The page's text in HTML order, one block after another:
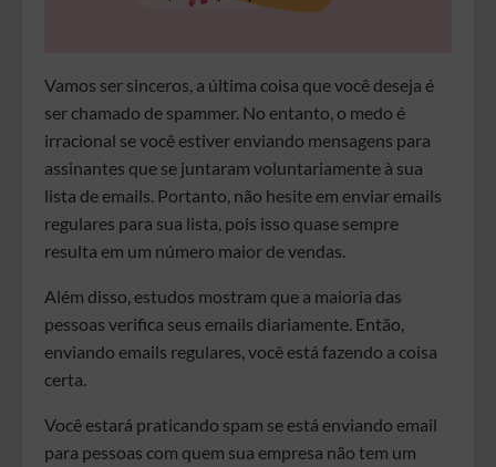
Vamos ser sinceros, a última coisa que você deseja é
ser chamado de spammer. No entanto, o medo é
irracional se você estiver enviando mensagens para
assinantes que se juntaram voluntariamente à sua
lista de emails. Portanto, não hesite em enviar emails
regulares para sua lista, pois isso quase sempre
resulta em um número maior de vendas.
Além disso, estudos mostram que a maioria das
pessoas verifica seus emails diariamente. Então,
enviando emails regulares, você está fazendo a coisa
certa.
Você estará praticando spam se está enviando email
para pessoas com quem sua empresa não tem um